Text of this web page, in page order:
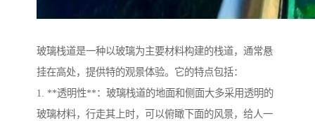
玻璃栈道是一种以玻璃为主要材料构建的栈道，通常悬
挂在高处，提供特的观景体验。它的特点包括：
1. **透明性**：玻璃栈道的地面和侧面大多采用透明的
玻璃材料，行走其上时，可以俯瞰下面的风景，给人一